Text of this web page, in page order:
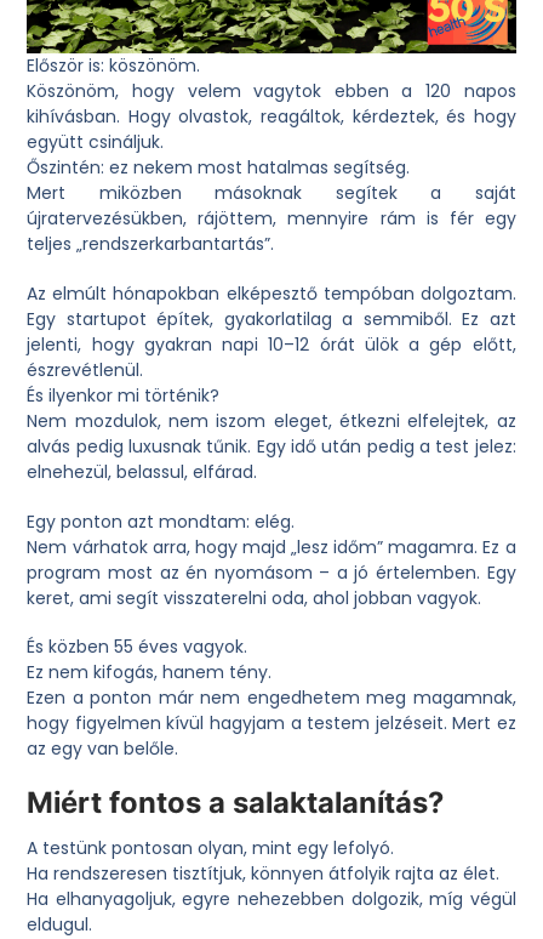
Először is: köszönöm.
Köszönöm, hogy velem vagytok ebben a 120 napos
kihívásban. Hogy olvastok, reagáltok, kérdeztek, és hogy
együtt csináljuk.
Őszintén: ez nekem most hatalmas segítség.
Mert miközben másoknak segítek a saját
újratervezésükben, rájöttem, mennyire rám is fér egy
teljes „rendszerkarbantartás”.
Az elmúlt hónapokban elképesztő tempóban dolgoztam.
Egy startupot építek, gyakorlatilag a semmiből. Ez azt
jelenti, hogy gyakran napi 10–12 órát ülök a gép előtt,
észrevétlenül.
És ilyenkor mi történik?
Nem mozdulok, nem iszom eleget, étkezni elfelejtek, az
alvás pedig luxusnak tűnik. Egy idő után pedig a test jelez:
elnehezül, belassul, elfárad.
Egy ponton azt mondtam: elég.
Nem várhatok arra, hogy majd „lesz időm” magamra. Ez a
program most az én nyomásom – a jó értelemben. Egy
keret, ami segít visszaterelni oda, ahol jobban vagyok.
És közben 55 éves vagyok.
Ez nem kifogás, hanem tény.
Ezen a ponton már nem engedhetem meg magamnak,
hogy figyelmen kívül hagyjam a testem jelzéseit. Mert ez
az egy van belőle.
Miért fontos a salaktalanítás?
A testünk pontosan olyan, mint egy lefolyó.
Ha rendszeresen tisztítjuk, könnyen átfolyik rajta az élet.
Ha elhanyagoljuk, egyre nehezebben dolgozik, míg végül
eldugul.